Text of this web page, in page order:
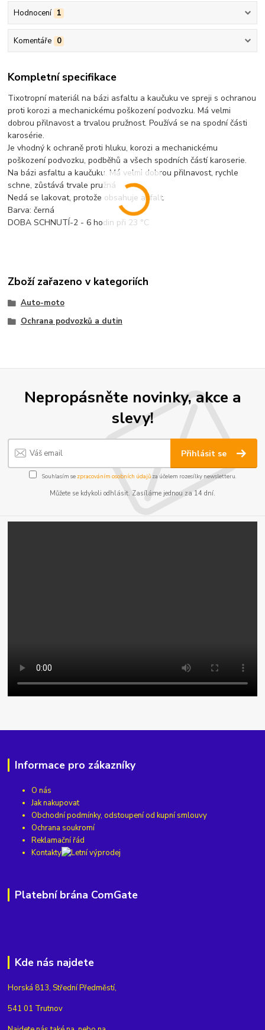
Hodnocení 1
Komentáře 0
Kompletní specifikace
Tixotropní materiál na bázi asfaltu a kaučuku ve spreji s ochranou
proti korozi a mechanickému poškození podvozku. Má velmi
dobrou přilnavost a trvalou pružnost. Používá se na spodní části
karosérie.
Je vhodný k ochraně proti hluku, korozi a mechanickému
poškození podvozku, podběhů a všech spodních částí karoserie.
Na bázi asfaltu a kaučuku. Má velmi dobrou přilnavost, rychle
schne, zůstává trvale pružná
Nedá se lakovat, protože obsahuje asfalt.
Barva: černá
DOBA SCHNUTÍ-2 - 6 hodin při 23 °C
Zboží zařazeno v kategoriích
Auto-moto
Ochrana podvozků a dutin
Nepropásněte novinky, akce a
slevy!
Přihlásit se
Souhlasím se zpracováním osobních údajůza účelem rozesílky newsletteru.
Můžete se kdykoli odhlásit. Zasíláme jednou za 14 dní.
Informace pro zákazníky
O nás
Jak nakupovat
Obchodní podmínky, odstoupení od kupní smlouvy
Ochrana soukromí
Reklamační řád
Kontakty
Platební brána ComGate
Kde nás najdete
Horská 813, Střední Předměstí,
541 01 Trutnov